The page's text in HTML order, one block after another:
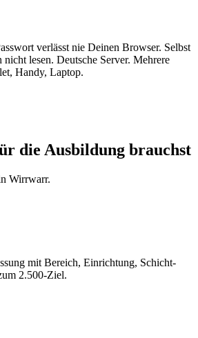
verlässt nie Deinen Browser. Selbst
lesen. Deutsche Server. Mehrere
Handy, Laptop.
die Ausbildung brauchst
Wirrwarr.
mit Bereich, Einrichtung, Schicht-
2.500-Ziel.